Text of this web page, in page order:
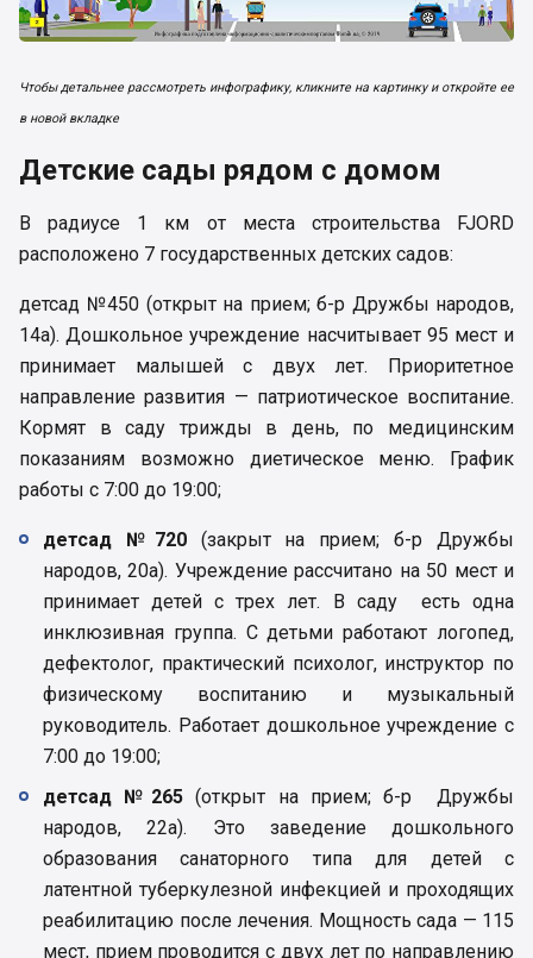
Чтобы детальнее рассмотреть инфографику, кликните на картинку и откройте ее
в новой вкладке
Детские сады рядом с домом
В радиусе 1 км от места строительства FJORD
расположено 7 государственных детских садов:
детсад №450 (открыт на прием; б-р Дружбы народов,
14а). Дошкольное учреждение насчитывает 95 мест и
принимает малышей с двух лет. Приоритетное
направление развития — патриотическое воспитание.
Кормят в саду трижды в день, по медицинским
показаниям возможно диетическое меню. График
работы с 7:00 до 19:00;
детсад №720(закрыт на прием; б-р Дружбы
народов, 20а). Учреждение рассчитано на 50 мест и
принимает детей с трех лет. В саду есть одна
инклюзивная группа. С детьми работают логопед,
дефектолог, практический психолог, инструктор по
физическому воспитанию и музыкальный
руководитель. Работает дошкольное учреждение с
7:00 до 19:00;
детсад №265(открыт на прием; б-р Дружбы
народов, 22а). Это заведение дошкольного
образования санаторного типа для детей с
латентной туберкулезной инфекцией и проходящих
реабилитацию после лечения. Мощность сада — 115
мест, прием проводится с двух лет по направлению